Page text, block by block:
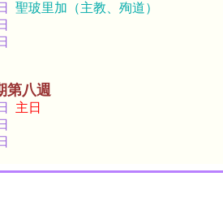
聖玻里加（主教、殉道）
第八週
主日